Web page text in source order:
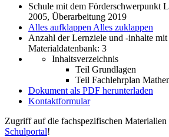
Schule mit dem Förderschwerpunkt
2005, Überarbeitung 2019
Alles aufklappen Alles zuklappen
Anzahl der Lernziele und -inhalte
Materialdatenbank: 3
Inhaltsverzeichnis
Teil Grundlagen
Teil Fachlehrplan
Dokument als PDF herunterladen
Kontaktformular
Zugriff auf die fachspezifischen Materialien
Schulportal!